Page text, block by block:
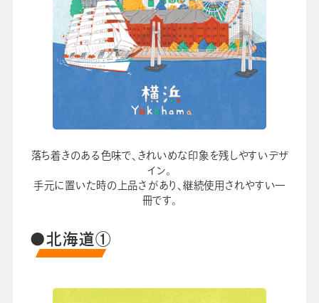
落ち着きのある色味で、きれいめな印象を残しやすいデザ
イン。
手元に置いた時の上品さがあり、継続使用されやすい一
冊です。
●北海道①